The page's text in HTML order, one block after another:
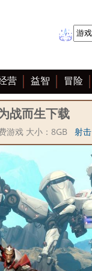
营 益智 冒险
战而生下载
游戏 大小：8GB 射击